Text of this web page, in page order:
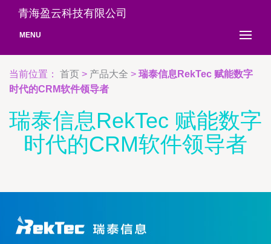
青海盈云科技有限公司
MENU
当前位置： 首页 > 产品大全 > 瑞泰信息RekTec 赋能数字
时代的CRM软件领导者
瑞泰信息RekTec 赋能数字
时代的CRM软件领导者